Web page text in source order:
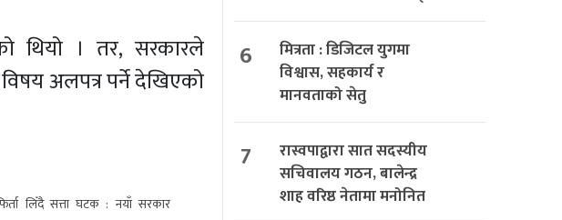
थियो । तर, सरकारले
अलपत्र पर्ने देखिएको
लिँदै सत्ता घटक : नयाँ सरकार
6
मित्रता : डिजिटल युगमा
विश्वास, सहकार्य र
मानवताको सेतु
7
रास्वपाद्वारा सात सदस्यीय
सचिवालय गठन, बालेन्द्र
शाह वरिष्ठ नेतामा मनोनित